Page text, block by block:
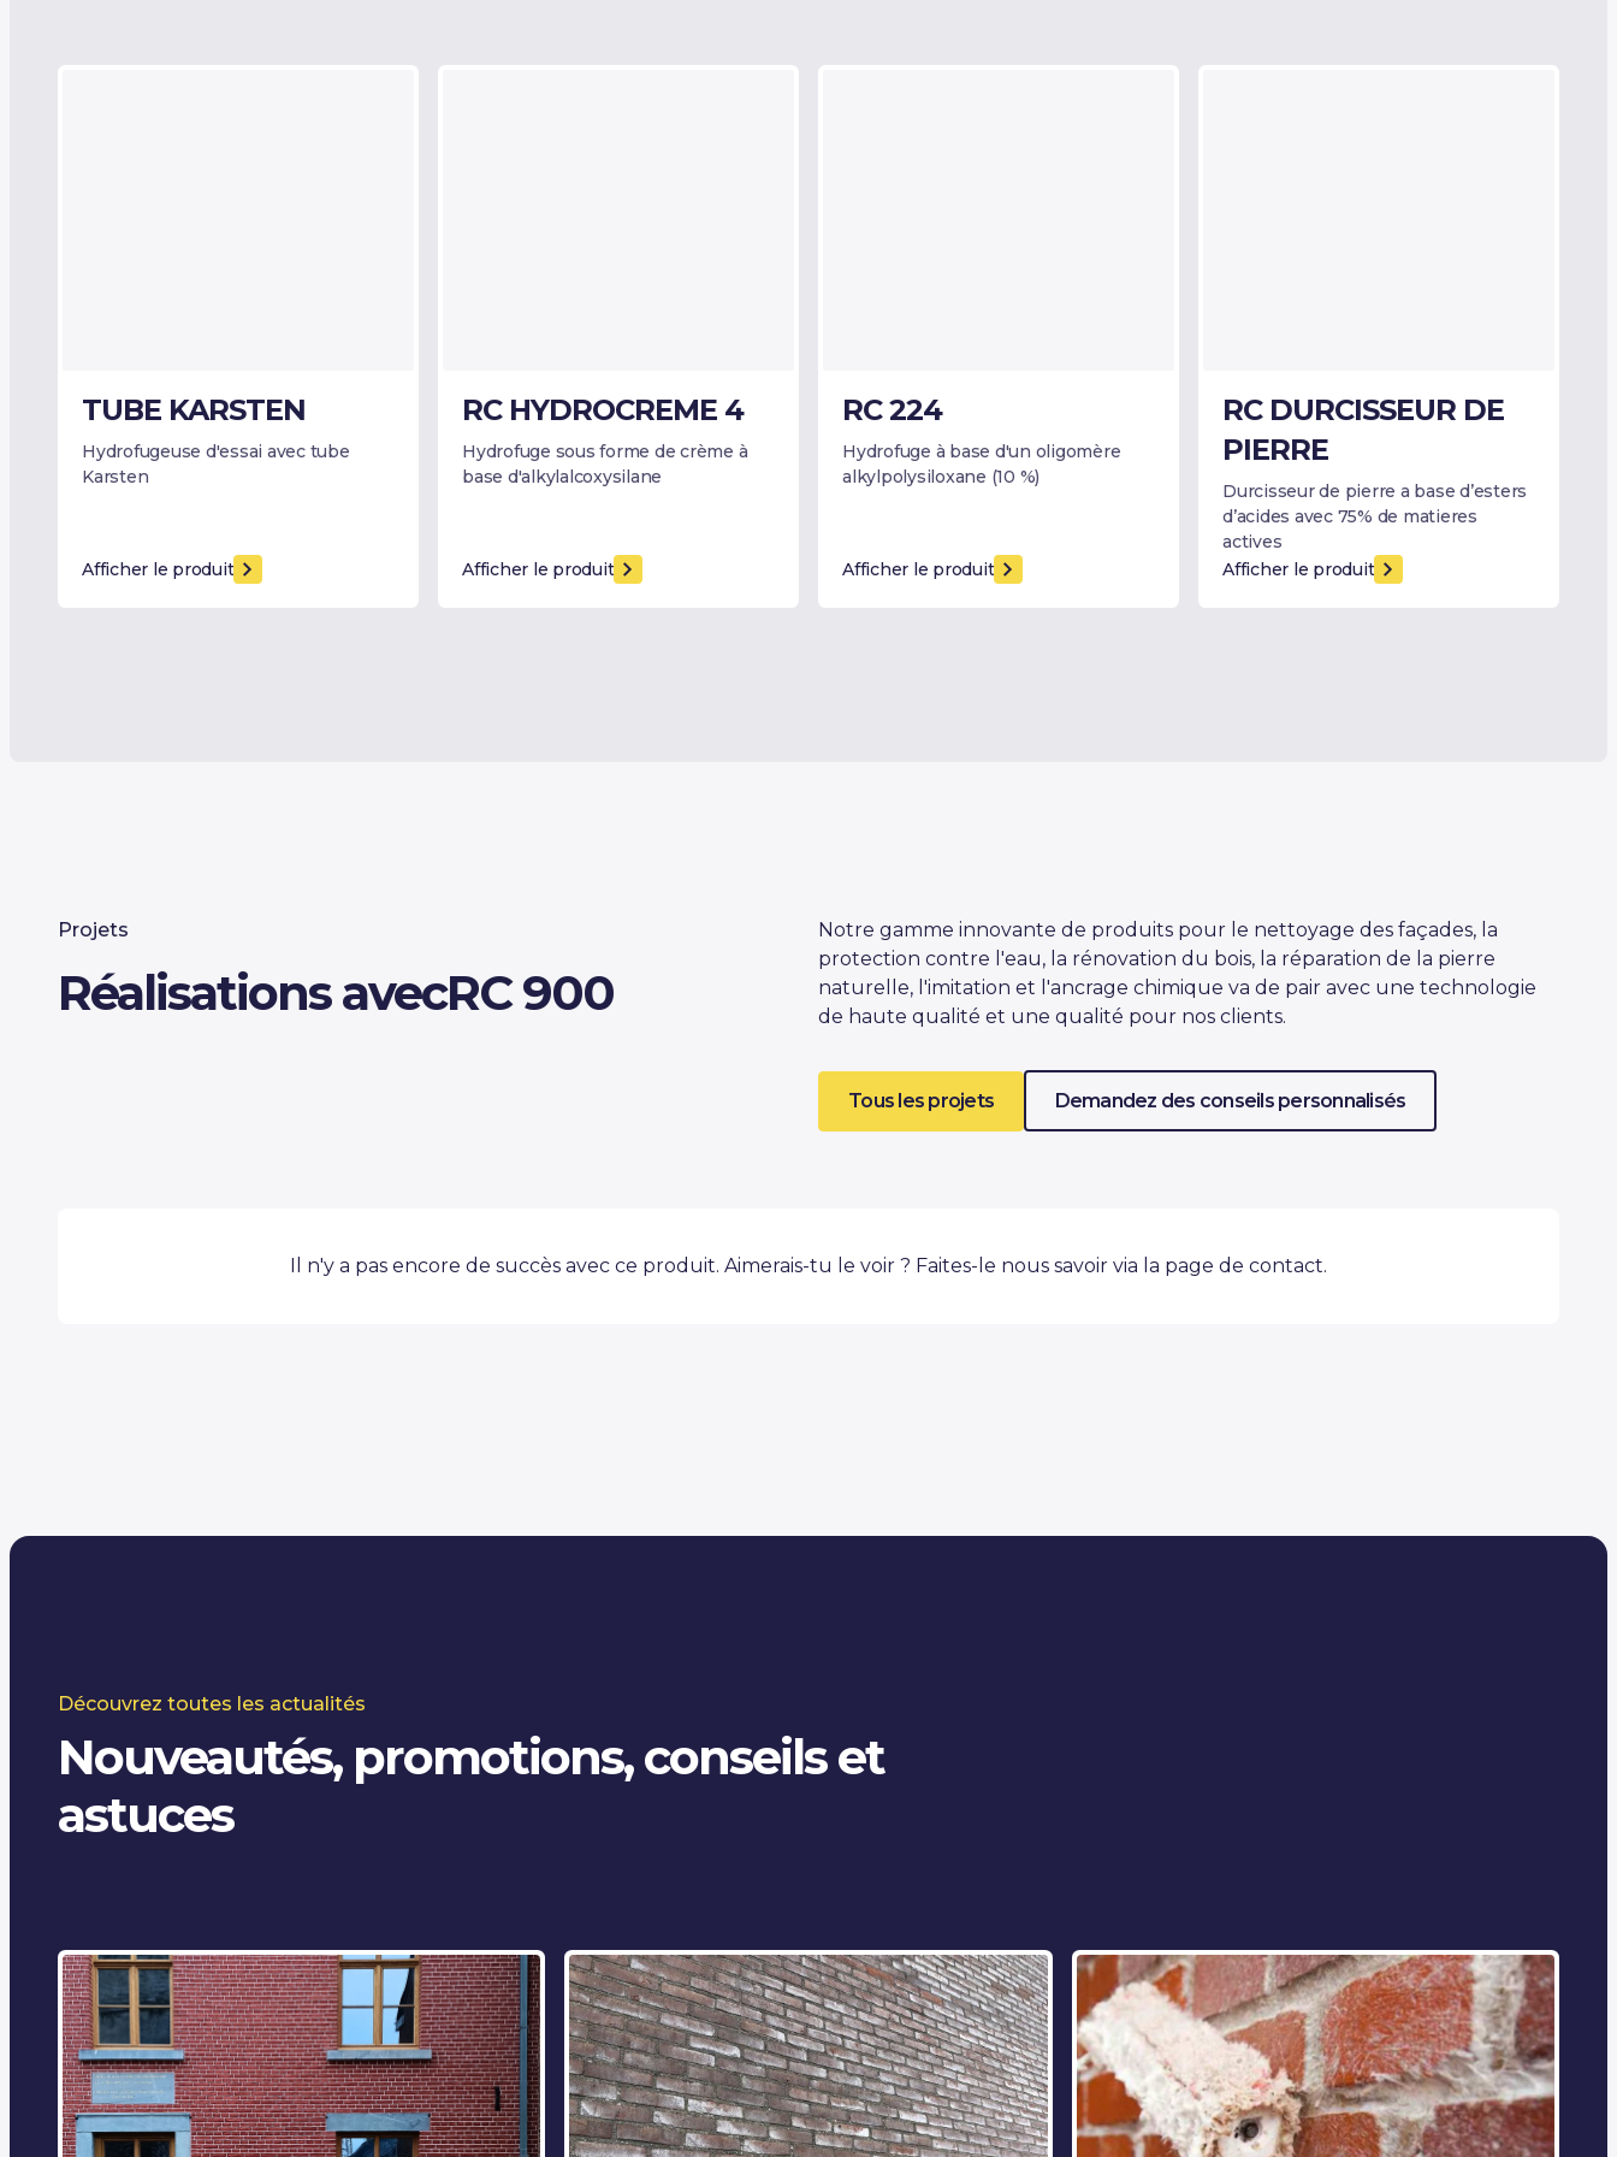
TUBE KARSTEN
Hydrofugeuse d'essai avec tube
Karsten
Afficher le produit
RC HYDROCREME 4
Hydrofuge sous forme de crème à
base d'alkylalcoxysilane
Afficher le produit
RC 224
Hydrofuge à base d'un oligomère
alkylpolysiloxane (10 %)
Afficher le produit
RC DURCISSEUR DE
PIERRE
Durcisseur de pierre a base d’esters
d’acides avec 75% de matieres
actives
Afficher le produit
Projets
Réalisations avecRC 900
Notre gamme innovante de produits pour le nettoyage des façades, la
protection contre l'eau, la rénovation du bois, la réparation de la pierre
naturelle, l'imitation et l'ancrage chimique va de pair avec une technologie
de haute qualité et une qualité pour nos clients.
Tous les projets Demandez des conseils personnalisés
Il n'y a pas encore de succès avec ce produit. Aimerais-tu le voir ? Faites-le nous savoir via la page de contact.
Découvrez toutes les actualités
Nouveautés, promotions, conseils et
astuces